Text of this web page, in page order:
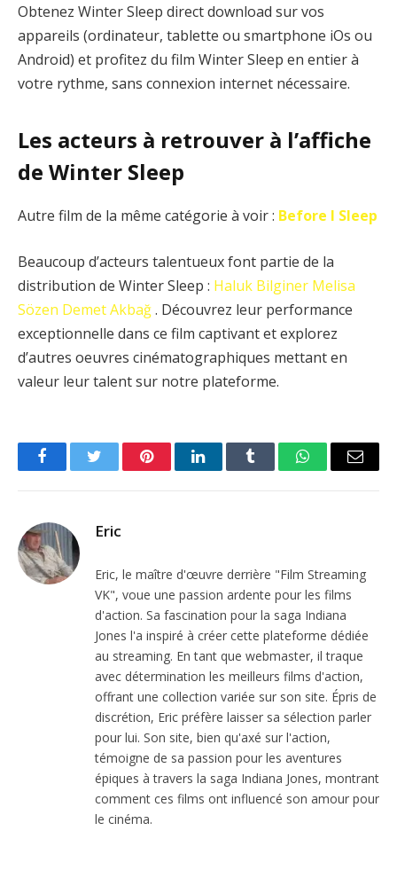
Obtenez Winter Sleep direct download sur vos
appareils (ordinateur, tablette ou smartphone iOs ou
Android) et profitez du film Winter Sleep en entier à
votre rythme, sans connexion internet nécessaire.
Les acteurs à retrouver à l’affiche
de Winter Sleep
Autre film de la même catégorie à voir : Before I Sleep
Beaucoup d’acteurs talentueux font partie de la
distribution de Winter Sleep : Haluk Bilginer Melisa
Sözen Demet Akbağ. Découvrez leur performance
exceptionnelle dans ce film captivant et explorez
d’autres oeuvres cinématographiques mettant en
valeur leur talent sur notre plateforme.
FacebookTwitter PinterestLinkedInTumblr WhatsAppEmail
Eric
Eric, le maître d'œuvre derrière "Film Streaming
VK", voue une passion ardente pour les films
d'action. Sa fascination pour la saga Indiana
Jones l'a inspiré à créer cette plateforme dédiée
au streaming. En tant que webmaster, il traque
avec détermination les meilleurs films d'action,
offrant une collection variée sur son site. Épris de
discrétion, Eric préfère laisser sa sélection parler
pour lui. Son site, bien qu'axé sur l'action,
témoigne de sa passion pour les aventures
épiques à travers la saga Indiana Jones, montrant
comment ces films ont influencé son amour pour
le cinéma.